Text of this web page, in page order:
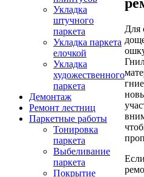
Укладка
штучного
паркета
Укладка паркета
елочкой
Укладка
художественного
паркета
Демонтаж
Ремонт лестниц
Паркетные работы
Тонировка
паркета
Выбеливание
паркета
Покрытие
Для